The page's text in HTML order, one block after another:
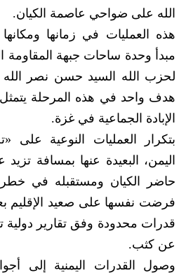
الله على ضواحي عاصمة الكيان.
هذه العمليات في زمانها
مبدأ وحدة ساحات جبهة المقاومة
لحزب الله السيد حسن نصر
هدف واحد في هذه المرحلة
الإبادة الجماعية في غزة.
بتكرار العمليات النوعية
اليمن، البعيدة عنها بمسافة
حاضر الكيان ومستقبله في
فرضت نفسها على صعيد الإقليم
قدرات محدودة وفق تقارير دولية
عن كثب.
وصول القدرات اليمنية إلى